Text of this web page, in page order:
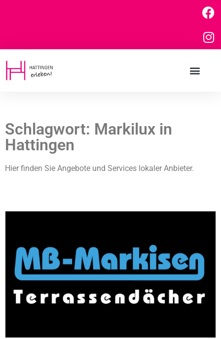
Schlagwort: Markilux in
Hattingen
Hier finden Sie Angebote und Services lokaler Anbieter.